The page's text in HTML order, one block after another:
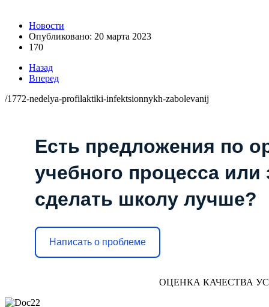
Новости
Опубликовано: 20 марта 2023
170
Назад
Вперед
/1772-nedelya-profilaktiki-infektsionnykh-zabolevanij
Есть предложения по
учебного процесса или
сделать школу лучше?
Написать о проблеме
ОЦЕНКА КАЧЕСТВА